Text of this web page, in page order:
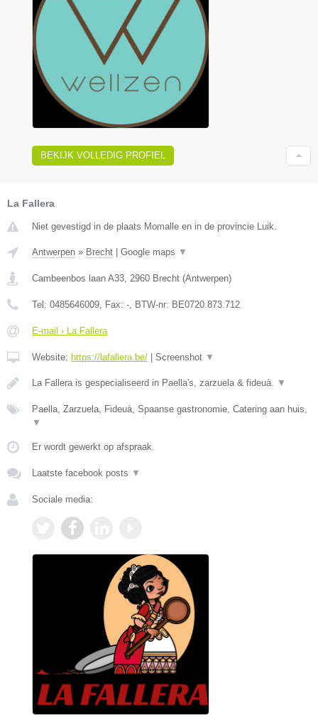
BEKIJK VOLLEDIG PROFIEL
La Fallera
Niet gevestigd in de plaats Momalle en in de provincie Luik.
Antwerpen » Brecht Google maps ▼
Cambeenbos laan A33, 2960 Brecht (Antwerpen)
Tel: 0485646009, Fax: -, BTW-nr: BE0720.873.712
E-mail › La Fallera
Website: https://lafallera.be/ Screenshot ▼
La Fallera is gespecialiseerd in Paella's, zarzuela & fideuà. ▼
Paella, Zarzuela, Fideuà, Spaanse gastronomie, Catering aan huis,
▼
Er wordt gewerkt op afspraak.
Laatste facebook posts ▼
Sociale media: